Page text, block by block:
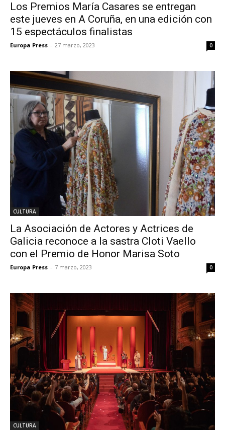
Los Premios María Casares se entregan
este jueves en A Coruña, en una edición con
15 espectáculos finalistas
Europa Press - 27 marzo, 2023 0
CULTURA
La Asociación de Actores y Actrices de
Galicia reconoce a la sastra Cloti Vaello
con el Premio de Honor Marisa Soto
Europa Press - 7 marzo, 2023 0
CULTURA